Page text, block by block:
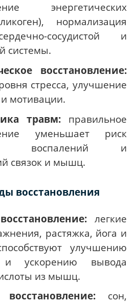
энергетических
нормализация
сосудистой и
системы.
восстановление:
стресса, улучшение
мотивации.
травм: правильное
уменьшает риск
воспалений и
связок и мышц.
восстановления
легкие
растяжка, йога и
улучшению
и ускорению вывода
из мышц.
сон,